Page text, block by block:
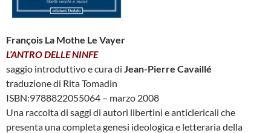
François La Mothe Le Vayer
L’ANTRO DELLE NINFE
saggio introduttivo e cura di Jean-Pierre Cavaillé
traduzione di Rita Tomadin
ISBN:9788822055064 – marzo 2008
Una raccolta di saggi di autori libertini e anticlericali che
presenta una completa genesi ideologica e letteraria della